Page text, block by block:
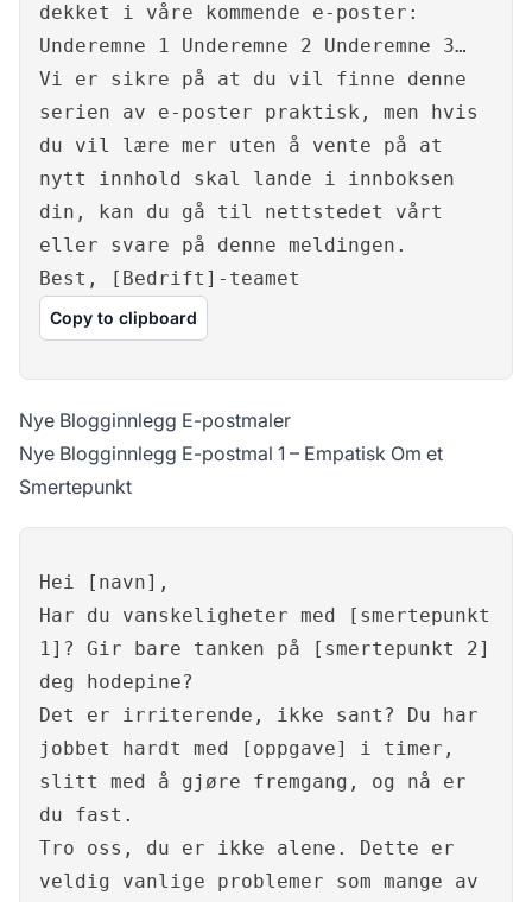
dekket i våre kommende e-poster:
Underemne 1 Underemne 2 Underemne 3…
Vi er sikre på at du vil finne denne
serien av e-poster praktisk, men hvis
du vil lære mer uten å vente på at
nytt innhold skal lande i innboksen
din, kan du gå til nettstedet vårt
eller svare på denne meldingen.
Best, [Bedrift]-teamet
Copy to clipboard
Nye Blogginnlegg E-postmaler
Nye Blogginnlegg E-postmal 1 – Empatisk Om et
Smertepunkt
Hei [navn],
Har du vanskeligheter med [smertepunkt
1]? Gir bare tanken på [smertepunkt 2]
deg hodepine?
Det er irriterende, ikke sant? Du har
jobbet hardt med [oppgave] i timer,
slitt med å gjøre fremgang, og nå er
du fast.
Tro oss, du er ikke alene. Dette er
veldig vanlige problemer som mange av